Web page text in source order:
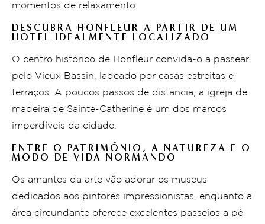
momentos de relaxamento.
DESCUBRA HONFLEUR A PARTIR DE UM
HOTEL IDEALMENTE LOCALIZADO
O centro histórico de Honfleur convida-o a passear
pelo Vieux Bassin, ladeado por casas estreitas e
terraços. A poucos passos de distância, a igreja de
madeira de Sainte-Catherine é um dos marcos
imperdíveis da cidade.
ENTRE O PATRIMÓNIO, A NATUREZA E O
MODO DE VIDA NORMANDO
Os amantes da arte vão adorar os museus
dedicados aos pintores impressionistas, enquanto a
área circundante oferece excelentes passeios a pé